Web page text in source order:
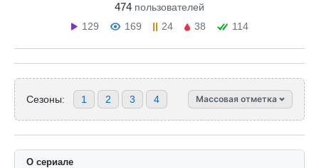
474 пользователей
129
169 24 38 114
Сезоны: 1 2 3 4 Массовая отметка
О сериале